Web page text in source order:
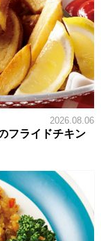
2026.08.06
フライドチキン